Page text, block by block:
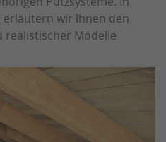
wir Ihnen den
realistischer Modelle